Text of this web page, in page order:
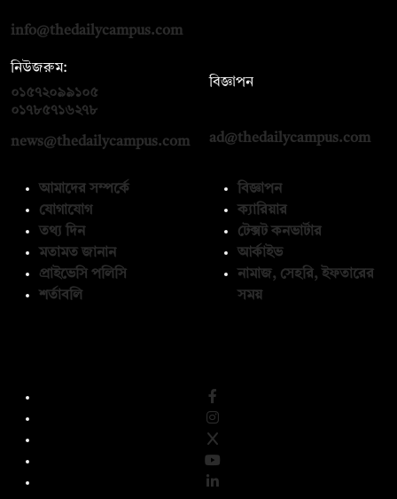
info@thedailycampus.com
নিউজরুম:
০১৫৭২০৯৯১০৫
০১৭৮৫৭১৬২৭৮
news@thedailycampus.com
বিজ্ঞাপন
ad@thedailycampus.com
আমাদের সম্পর্কে
যোগাযোগ
তথ্য দিন
মতামত জানান
প্রাইভেসি পলিসি
শর্তাবলি
বিজ্ঞাপন
ক্যারিয়ার
টেক্সট কনভার্টার
আর্কাইভ
নামাজ, সেহরি, ইফতারের
সময়